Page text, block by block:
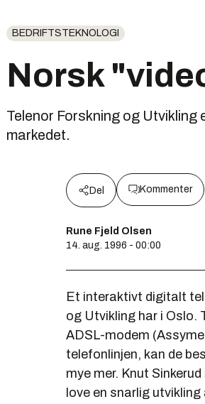
BEDRIFTSTEKNOLOGI
Norsk
Telenor Forskning og Utvikling
markedet.
Del Kommenter
Rune Fjeld Olsen
14. aug. 1996 - 00:00
Et interaktivt digitalt
og Utvikling har i Oslo.
ADSL-modem
telefonlinjen, kan de
mye mer. Knut
love en snarlig